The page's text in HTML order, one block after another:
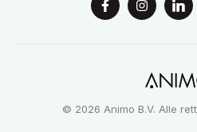
© 2026 Animo B.V. Alle